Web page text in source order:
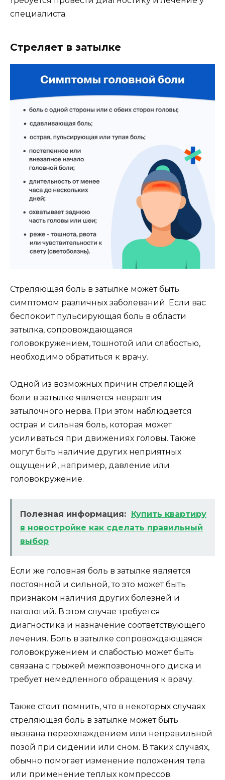
специалиста.
Стреляет в затылке
Стреляющая боль в затылке может быть
симптомом различных заболеваний. Если вас
беспокоит пульсирующая боль в области
затылка, сопровождающаяся
головокружением, тошнотой или слабостью,
необходимо обратиться к врачу.
Одной из возможных причин стреляющей
боли в затылке является невралгия
затылочного нерва. При этом наблюдается
острая и сильная боль, которая может
усиливаться при движениях головы. Также
могут быть наличие других неприятных
ощущений, например, давление или
головокружение.
Полезная информация:
Купить квартиру
в новостройке как сделать правильный
выбор
Если же головная боль в затылке является
постоянной и сильной, то это может быть
признаком наличия других болезней и
патологий. В этом случае требуется
диагностика и назначение соответствующего
лечения. Боль в затылке сопровождающаяся
головокружением и слабостью может быть
связана с грыжей межпозвоночного диска и
требует немедленного обращения к врачу.
Также стоит помнить, что в некоторых случаях
стреляющая боль в затылке может быть
вызвана переохлаждением или неправильной
позой при сидении или сном. В таких случаях,
обычно помогает изменение положения тела
или применение теплых компрессов.